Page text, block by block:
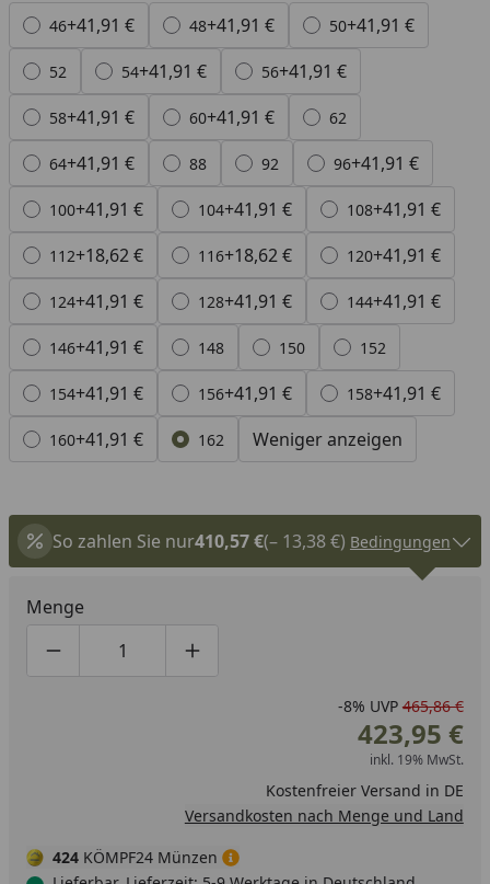
Alle anzeigen (31)
46+41,91 € 48+41,91 € 50+41,91 €
52 54+41,91 € 56+41,91 €
58+41,91 € 60+41,91 € 62
64+41,91 € 88 92 96+41,91 €
100+41,91 € 104+41,91 € 108+41,91 €
112+18,62 € 116+18,62 € 120+41,91 €
124+41,91 € 128+41,91 € 144+41,91 €
146+41,91 € 148 150 152
154+41,91 € 156+41,91 € 158+41,91 €
160+41,91 € 162 Weniger anzeigen
So zahlen Sie nur410,57 €(– 13,38 €) Bedingungen
Menge
Produktmenge um eins verringern
Produktmenge manuell eingeben
Produktmenge um eins erhöhen
-8% UVP 465,86 €
423,95 €
inkl. 19% MwSt.
Kostenfreier Versand in DE
Versandkosten nach Menge und Land
424 KÖMPF24 Münzen